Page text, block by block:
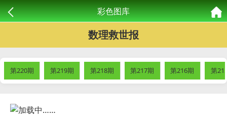
彩色图库
数理救世报
第220期 第219期 第218期 第217期 第216期 第